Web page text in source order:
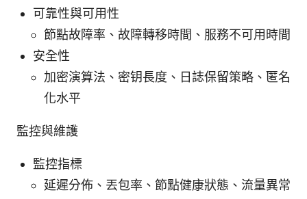
可靠性與可用性
節點故障率、故障轉移時間、服務不可用時間
安全性
加密演算法、密钥長度、日誌保留策略、匿名
化水平
監控與維護
監控指標
延遲分佈、丟包率、節點健康狀態、流量異常